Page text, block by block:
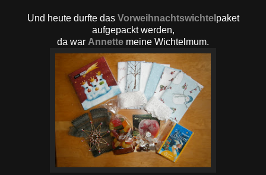
Und heute durfte das Vorweihnachtswichtel paket
aufgepackt werden,
da war Annette meine Wichtelmum.